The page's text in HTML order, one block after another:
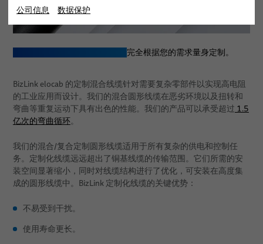
机器人服务
机器人集成与调试
机械
线缆
电缆组件
服务
应用
自动化与驱动
新闻
完全根据您的需求量身定制。
BizLink elocab 的定制混合线缆针对需要复杂零部件以实现高电阻
的工业应用而设计。我们的混合圆形线缆在恶劣环境以及扭转和
弯曲等重复运动下具有出色的性能。我们的产品可以承受超过 1.5
亿次的弯曲循环。
我们的混合/复合定制圆形线缆适用于所有复杂的供电和控制任
务。定制化线缆远远超出了铜基线缆的传输范围。它们所需的安
装空间显著缩小，同时对线缆结构进行了优化，可安装在高度集
成的圆形线缆中。BizLink 定制化线缆的关键优势：
不易受到干扰。
使用寿命更长。
公司信息 数据保护